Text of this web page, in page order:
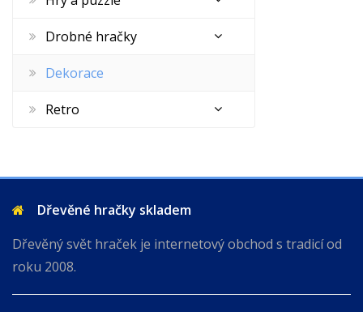
Drobné hračky
Dekorace
Retro
Dřevěné hračky skladem
Dřevěný svět hraček je internetový obchod s tradicí od
roku 2008.